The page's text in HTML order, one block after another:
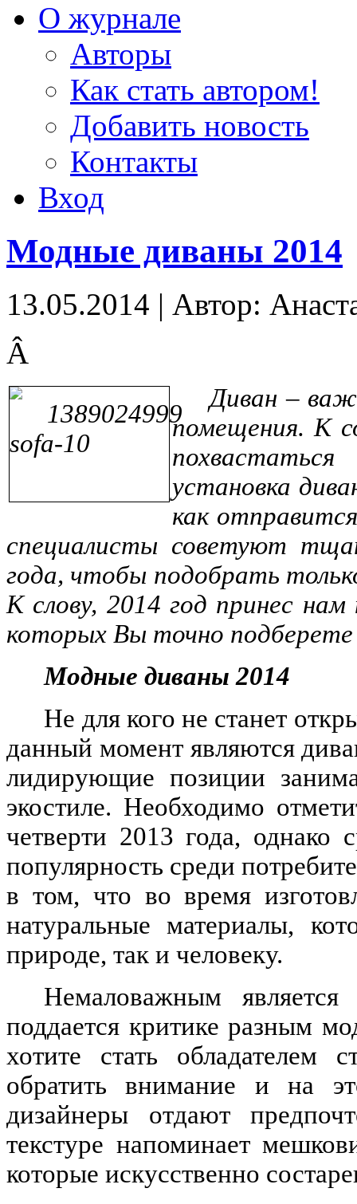
О журнале
Авторы
Как стать автором!
Добавить новость
Контакты
Вход
Модные диваны 2014
13.05.2014 | Автор:
Â
Диван –
помещения. К
установка
как
специалисты советуют
года, чтобы подобрать
К слову, 2014 год принес
которых Вы точно
Модные диваны 2014
Не для кого не станет
данный момент являются
лидирующие позиции
экостиле. Необходимо
четверти 2013 года,
популярность среди
в том, что во время
натуральные материалы,
природе, так и человеку.
Немаловажным
поддается критике разным
хотите стать обладателем
обратить внимание и на
дизайнеры отдают
текстуре напоминает
которые искусственно